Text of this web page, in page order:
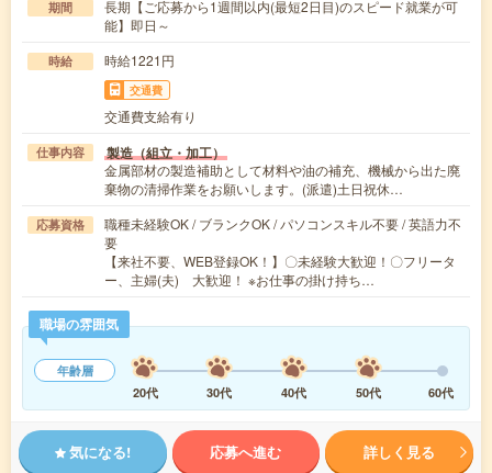
期間
長期【ご応募から1週間以内(最短2日目)のスピード就業が可
能】即日～
時給 時給1221円
交通費
交通費支給有り
仕事内容 製造（組立・加工）
金属部材の製造補助として材料や油の補充、機械から出た廃
棄物の清掃作業をお願いします。(派遣)土日祝休…
応募資格
職種未経験OK / ブランクOK / パソコンスキル不要 / 英語力不
要
【来社不要、WEB登録OK！】〇未経験大歓迎！〇フリータ
ー、主婦(夫) 大歓迎！ ※お仕事の掛け持ち…
職場の雰囲気
年齢層
20代
30代 40代 50代 60代
気になる! 応募へ進む 詳しく見る